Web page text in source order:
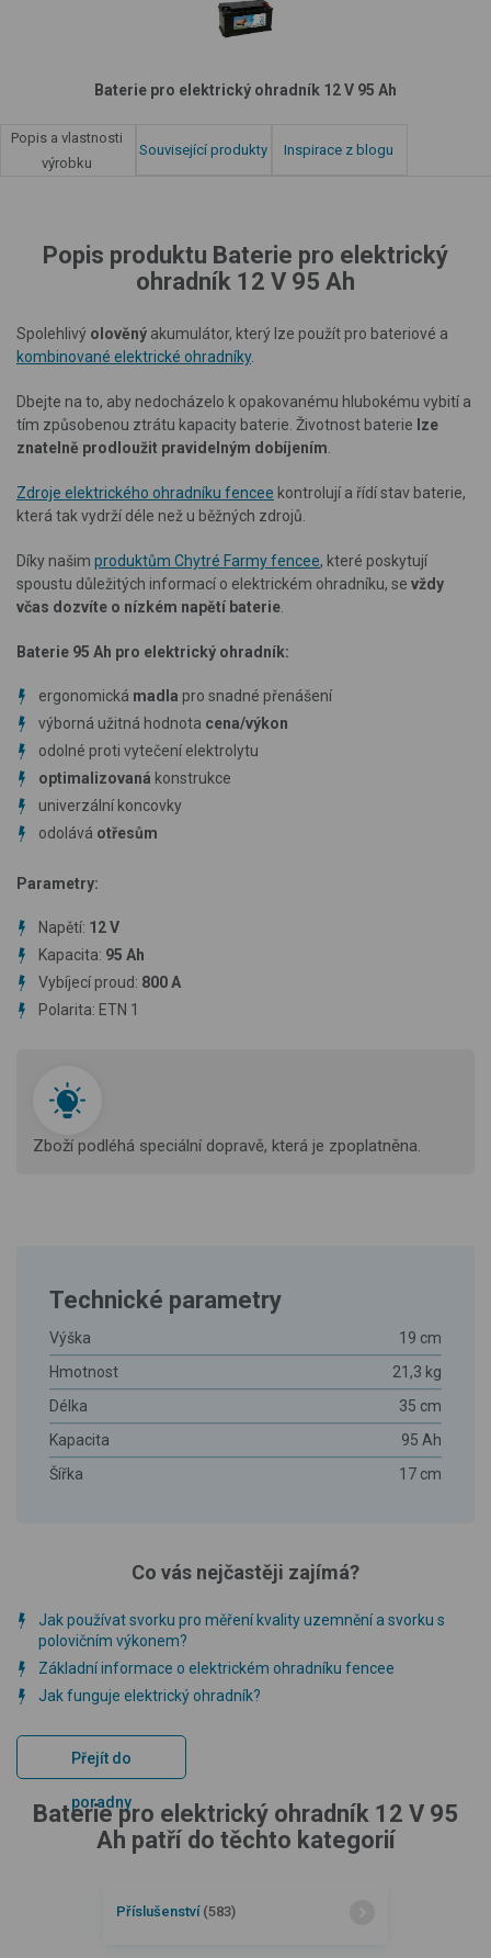
Baterie pro elektrický ohradník 12 V 95 Ah
Popis a vlastnosti
výrobku
Související produkty Inspirace z blogu
Popis produktu Baterie pro elektrický
ohradník 12 V 95 Ah
Spolehlivý olověný akumulátor, který lze použít pro bateriové a
kombinované elektrické ohradníky.
Dbejte na to, aby nedocházelo k opakovanému hlubokému vybití a
tím způsobenou ztrátu kapacity baterie. Životnost baterie lze
znatelně prodloužit pravidelným dobíjením
Zdroje elektrického ohradníku fencee kontrolují a řídí stav baterie,
která tak vydrží déle než u běžných zdrojů.
Díky našim produktům Chytré Farmy fencee, které poskytují
spoustu důležitých informací o elektrickém ohradníku, se vždy
včas dozvíte o nízkém napětí baterie
Baterie 95 Ah pro elektrický ohradník:
ergonomická madla pro snadné přenášení
výborná užitná hodnota cena/výkon
odolné proti vytečení elektrolytu
optimalizovaná konstrukce
univerzální koncovky
odolává otřesům
Parametry:
Napětí: 12 V
Kapacita: 95 Ah
Vybíjecí proud: 800 A
Polarita: ETN 1
Zboží podléhá speciální dopravě, která je zpoplatněna.
Technické parametry
Výška
19 cm
Hmotnost
21,3 kg
Délka
35 cm
Kapacita
95 Ah
Šířka
17 cm
Co vás nejčastěji zajímá?
Jak používat svorku pro měření kvality uzemnění a svorku s
polovičním výkonem?
Základní informace o elektrickém ohradníku fencee
Jak funguje elektrický ohradník?
Přejít do
poradny
Baterie pro elektrický ohradník 12 V 95
Ah patří do těchto kategorií
Příslušenství (583)